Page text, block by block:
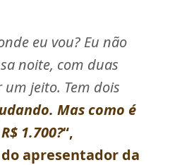
eu vou? Eu não
noite, com duas
jeito. Tem dois
Mas como é
1.700?“,
apresentador da